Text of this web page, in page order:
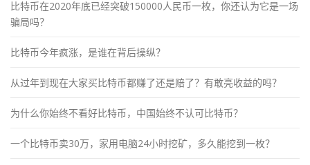
比特币在2020年底已经突破150000人民币一枚，你还认为它是一场
骗局吗？
比特币今年疯涨，是谁在背后操纵？
从过年到现在大家买比特币都赚了还是赔了？有敢亮收益的吗？
为什么你始终不看好比特币，中国始终不认可比特币？
一个比特币卖30万，家用电脑24小时挖矿，多久能挖到一枚？